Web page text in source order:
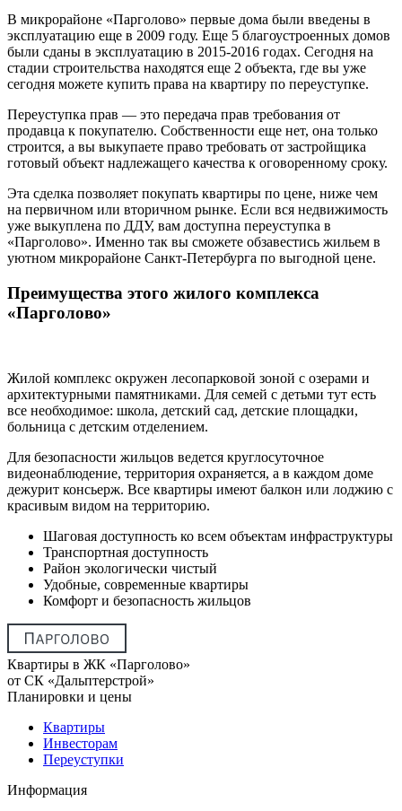
В микрорайоне «Парголово» первые дома были введены в
эксплуатацию еще в 2009 году. Еще 5 благоустроенных домов
были сданы в эксплуатацию в 2015-2016 годах. Сегодня на
стадии строительства находятся еще 2 объекта, где вы уже
сегодня можете купить права на квартиру по переуступке.
Переуступка прав — это передача прав требования от
продавца к покупателю. Собственности еще нет, она только
строится, а вы выкупаете право требовать от застройщика
готовый объект надлежащего качества к оговоренному сроку.
Эта сделка позволяет покупать квартиры по цене, ниже чем
на первичном или вторичном рынке. Если вся недвижимость
уже выкуплена по ДДУ, вам доступна переуступка в
«Парголово». Именно так вы сможете обзавестись жильем в
уютном микрорайоне Санкт-Петербурга по выгодной цене.
Преимущества этого жилого комплекса
«Парголово»
Жилой комплекс окружен лесопарковой зоной с озерами и
архитектурными памятниками. Для семей с детьми тут есть
все необходимое: школа, детский сад, детские площадки,
больница с детским отделением.
Для безопасности жильцов ведется круглосуточное
видеонаблюдение, территория охраняется, а в каждом доме
дежурит консьерж. Все квартиры имеют балкон или лоджию с
красивым видом на территорию.
Шаговая доступность ко всем объектам инфраструктуры
Транспортная доступность
Район экологически чистый
Удобные, современные квартиры
Комфорт и безопасность жильцов
Квартиры в ЖК «Парголово»
от СК «Дальптерстрой»
Планировки и цены
Квартиры
Инвесторам
Переуступки
Информация